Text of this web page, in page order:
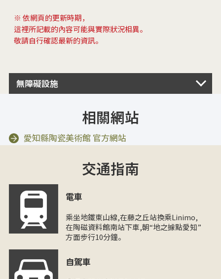
※ 依網頁的更新時期，
這裡所記載的內容可能與實際狀況相異。
敬請自行確認最新的資訊。
無障礙設施
相關網站
愛知縣陶瓷美術館 官方網站
交通指南
電車
乘坐地鐵東山線,在藤之丘站換乘Linimo,
在陶磁資料館南站下車,朝“地之據點愛知”
方面步行10分鐘。
自駕車